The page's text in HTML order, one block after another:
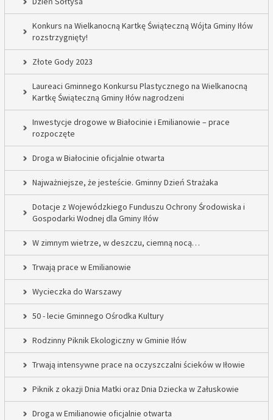
Konkurs na Wielkanocną Kartkę Świąteczną Wójta Gminy Iłów
rozstrzygnięty!
Złote Gody 2023
Laureaci Gminnego Konkursu Plastycznego na Wielkanocną
Kartkę Świąteczną Gminy Iłów nagrodzeni
Inwestycje drogowe w Białocinie i Emilianowie – prace
rozpoczęte
Droga w Białocinie oficjalnie otwarta
Najważniejsze, że jesteście. Gminny Dzień Strażaka
Dotacje z Wojewódzkiego Funduszu Ochrony Środowiska i
Gospodarki Wodnej dla Gminy Iłów
W zimnym wietrze, w deszczu, ciemną nocą…
Trwają prace w Emilianowie
Wycieczka do Warszawy
50 - lecie Gminnego Ośrodka Kultury
Rodzinny Piknik Ekologiczny w Gminie Iłów
Trwają intensywne prace na oczyszczalni ścieków w Iłowie
Piknik z okazji Dnia Matki oraz Dnia Dziecka w Załuskowie
Droga w Emilianowie oficjalnie otwarta